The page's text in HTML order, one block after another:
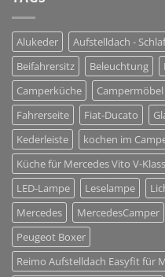
Alukeder Aufstelldach -
Beifahrersitz
Beleuchtung
Camperküche
Campermöbel
Fahrerseite
Fiat-Ducato
Kederleiste
kochen im
Küche für Mercedes Vito V-
LED-Lampe
Leselampe
Mercedes
MercedesCamper
Peugeot Boxer
Reimo Aufstelldach Easyfit für